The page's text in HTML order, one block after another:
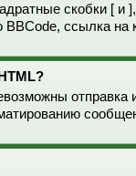
скобки [
BBCode, ссылка